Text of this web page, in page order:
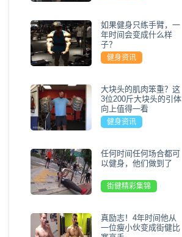
如果健身只练手臂，一
年时间会变成什么样
子？
健身资讯
大块头的肌肉笨重？这
3位200斤大块头的引体
向上值得一看
健身资讯
任何时间任何场合都可
以健身，他们做到了
街健精彩集锦
真励志！4年时间他从
一位瘦小伙变成街健比